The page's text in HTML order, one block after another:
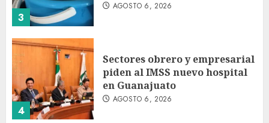
3
AGOSTO 6, 2026
4
Sectores obrero y empresarial
piden al IMSS nuevo hospital
en Guanajuato
AGOSTO 6, 2026